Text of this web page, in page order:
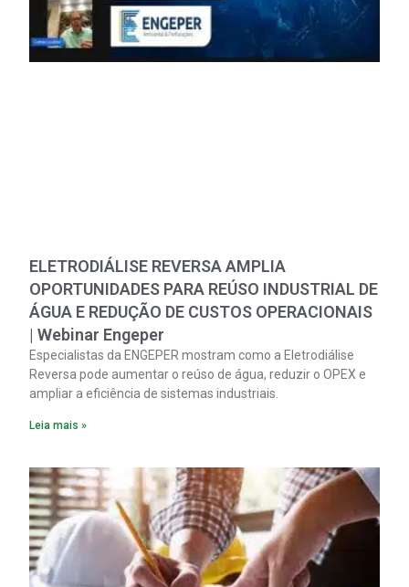
ELETRODIÁLISE REVERSA AMPLIA
OPORTUNIDADES PARA REÚSO INDUSTRIAL DE
ÁGUA E REDUÇÃO DE CUSTOS OPERACIONAIS
| Webinar Engeper
Especialistas da ENGEPER mostram como a Eletrodiálise
Reversa pode aumentar o reúso de água, reduzir o OPEX e
ampliar a eficiência de sistemas industriais.
Leia mais »